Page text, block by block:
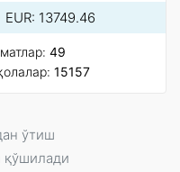
EUR: 13749.46
49
15157
ўтиш
қўшилади